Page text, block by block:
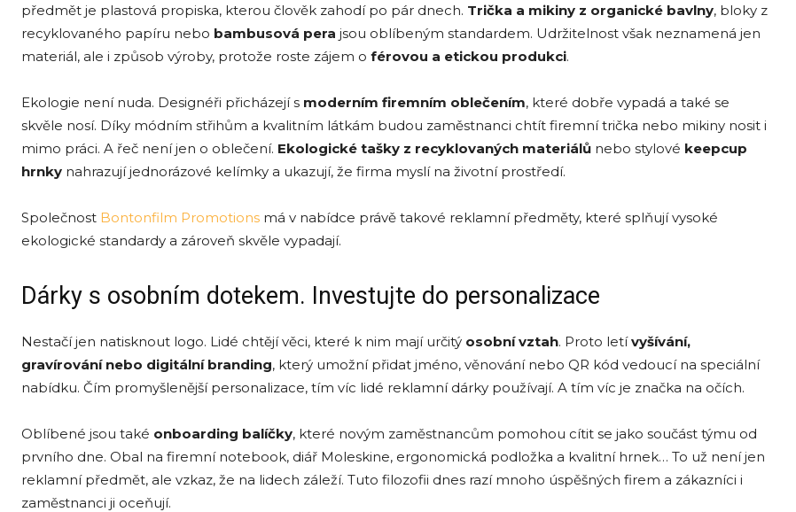
předmět je plastová propiska, kterou člověk zahodí po pár dnech. Trička a mikiny z organické bavlny, bloky z
recyklovaného papíru nebo bambusová pera jsou oblíbeným standardem. Udržitelnost však neznamená jen
materiál, ale i způsob výroby, protože roste zájem o férovou a etickou produkci.
Ekologie není nuda. Designéři přicházejí s moderním firemním oblečením, které dobře vypadá a také se
skvěle nosí. Díky módním střihům a kvalitním látkám budou zaměstnanci chtít firemní trička nebo mikiny nosit i
mimo práci. A řeč není jen o oblečení. Ekologické tašky z recyklovaných materiálů nebo stylové keepcup
hrnky nahrazují jednorázové kelímky a ukazují, že firma myslí na životní prostředí.
Společnost Bontonfilm Promotions má v nabídce právě takové reklamní předměty, které splňují vysoké
ekologické standardy a zároveň skvěle vypadají.
Dárky s osobním dotekem. Investujte do personalizace
Nestačí jen natisknout logo. Lidé chtějí věci, které k nim mají určitý osobní vztah. Proto letívyšívání,
gravírování nebo digitální branding, který umožní přidat jméno, věnování nebo QR kód vedoucí na speciální
nabídku. Čím promyšlenější personalizace, tím víc lidé reklamní dárky používají. A tím víc je značka na očích.
Oblíbené jsou také onboarding balíčky, které novým zaměstnancům pomohou cítit se jako součást týmu od
prvního dne. Obal na firemní notebook, diář Moleskine, ergonomická podložka a kvalitní hrnek… To už není jen
reklamní předmět, ale vzkaz, že na lidech záleží. Tuto filozofii dnes razí mnoho úspěšných firem a zákazníci i
zaměstnanci ji oceňují.